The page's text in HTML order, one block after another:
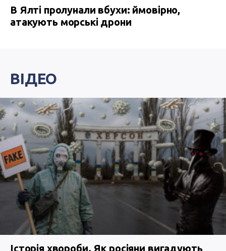
В Ялті пролунали вбухи: ймовірно,
атакують морські дрони
ВІДЕО
Історія хвороби. Як росіяни вигадують